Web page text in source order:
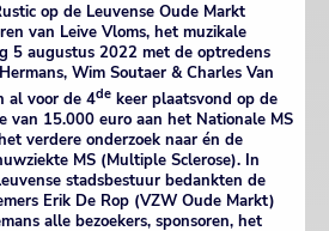
op de Leuvense Oude Markt
van Leive Vloms, het muzikale
5 augustus 2022 met de optredens
Wim Soutaer & Charles Van
al voor de 4de keer plaatsvond op de
van 15.000 euro aan het Nationale MS
verdere onderzoek naar én de
MS (Multiple Sclerose). In
stadsbestuur bedankten de
Erik De Rop (VZW Oude Markt)
alle bezoekers, sponsoren, het